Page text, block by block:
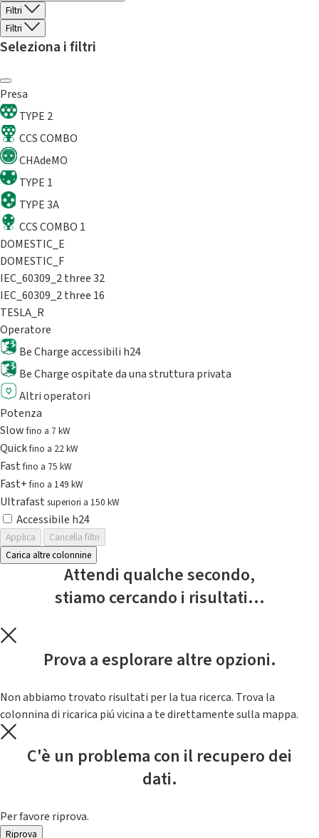
Filtri
Filtri
Seleziona i filtri
Presa
TYPE 2
CCS COMBO
CHAdeMO
TYPE 1
TYPE 3A
CCS COMBO 1
DOMESTIC_E
DOMESTIC_F
IEC_60309_2 three 32
IEC_60309_2 three 16
TESLA_R
Operatore
Be Charge accessibili h24
Be Charge ospitate da una struttura privata
Altri operatori
Potenza
Slowfino a 7 kW
Quickfino a 22 kW
Fastfino a 75 kW
Fast+fino a 149 kW
Ultrafast superiori a 150 kW
Accessibile h24
Applica
Cancella filtri
Carica altre colonnine
Attendi qualche secondo,
stiamo cercando i risultati...
Prova a esplorare altre opzioni.
Non abbiamo trovato risultati per la tua ricerca. Trova la
colonnina di ricarica piú vicina a te direttamente sulla mappa.
C'è un problema con il recupero dei
dati.
Per favore riprova.
Riprova